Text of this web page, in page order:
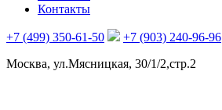
Контакты
+7 (499) 350-61-50 +7 (903) 240-96-96
Москва, ул.Мясницкая, 30/1/2,стр.2